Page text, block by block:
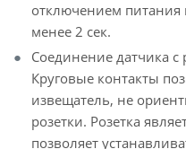
отключением питания
менее 2 сек.
Соединение датчика с
Круговые контакты
извещатель, не
розетки. Розетка
позволяет